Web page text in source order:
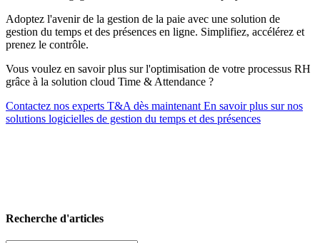
Adoptez l'avenir de la gestion de la paie avec une solution de
gestion du temps et des présences en ligne. Simplifiez, accélérez et
prenez le contrôle.
Vous voulez en savoir plus sur l'optimisation de votre processus RH
grâce à la solution cloud Time & Attendance ?
Contactez nos experts T&A dès maintenant En savoir plus sur nos
solutions logicielles de gestion du temps et des présences
Recherche d'articles